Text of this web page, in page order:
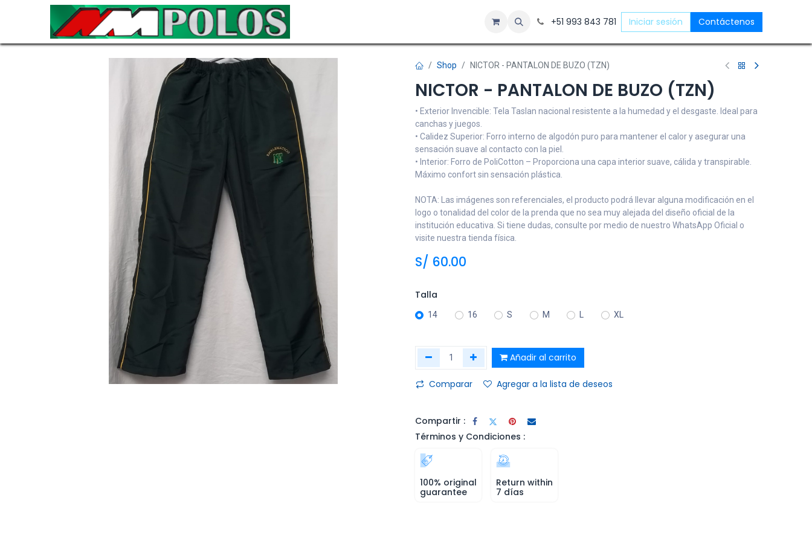
Sobre nosotros Contáctenos
+51 993 843 781 Iniciar sesión Contáctenos
Shop NICTOR - PANTALON DE BUZO (TZN)
NICTOR - PANTALON DE BUZO (TZN)
• Exterior Invencible: Tela Taslan nacional resistente a la humedad y el desgaste. Ideal para
canchas y juegos.
• Calidez Superior: Forro interno de algodón puro para mantener el calor y asegurar una
sensación suave al contacto con la piel.
• Interior: Forro de PoliCotton – Proporciona una capa interior suave, cálida y transpirable.
Máximo confort sin sensación plástica.
NOTA: Las imágenes son referenciales, el producto podrá llevar alguna modificación en el
logo o tonalidad del color de la prenda que no sea muy alejada del diseño oficial de la
institución educativa. Si tiene dudas, consulte por medio de nuestro WhatsApp Oficial o
visite nuestra tienda física.
S/ 60.00
Talla
14 16 S M XL
Añadir al carrito
Comparar Agregar a la lista de deseos
Compartir :
Términos y Condiciones :
100% original
guarantee
Return within
7 días